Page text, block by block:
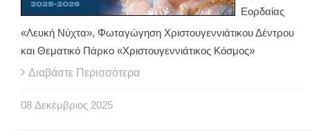
Εορδαίας
«Λευκή Νύχτα», Φωταγώγηση Χριστουγεννιάτικου Δέντρου
και Θεματικό Πάρκο «Χριστουγεννιάτικος Κόσμος»
Διαβάστε Περισσότερα
08 Δεκέμβριος 2025